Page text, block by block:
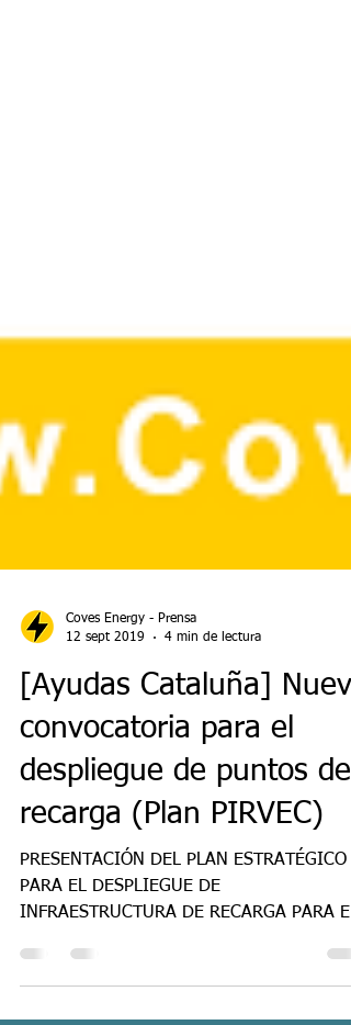
Coves Energy - Prensa
12 sept 2019
4 min de lectura
[Ayudas Cataluña]
convocatoria para el
despliegue de puntos de
recarga (Plan PIRVEC)
PRESENTACIÓN DEL PLAN ESTRATÉGICO
PARA EL DESPLIEGUE DE